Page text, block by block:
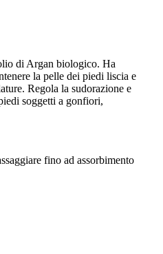
di Argan biologico. Ha
la pelle dei piedi liscia e
Regola la sudorazione e
soggetti a gonfiori,
fino ad assorbimento